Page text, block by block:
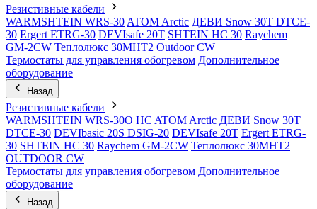
Резистивные кабели
WARMSHTEIN WRS-30 ATOM Arctic ДЕВИ Snow 30T DTCE-
30 Ergert ETRG-30 DEVIsafe 20T SHTEIN HC 30 Raychem
GM-2CW Теплолюкс 30МНТ2 Outdoor CW
Термостаты для управления обогревом Дополнительное
оборудование
Назад
Резистивные кабели
WARMSHTEIN WRS-30O HC ATOM Arctic ДЕВИ Snow 30T
DTCE-30 DEVIbasic 20S DSIG-20 DEVIsafe 20T Ergert ETRG-
30 SHTEIN HC 30 Raychem GM-2CW Теплолюкс 30МНТ2
OUTDOOR CW
Термостаты для управления обогревом Дополнительное
оборудование
Назад